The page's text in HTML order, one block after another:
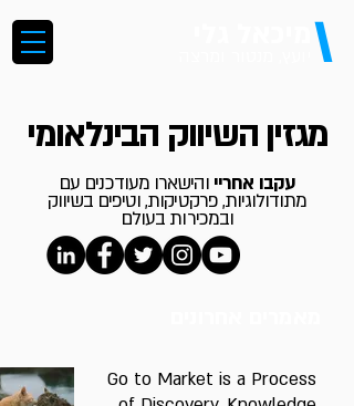
\
מגזין השיווק הבינלאומי
עקבו אחריי והישארו מעודכנים עם
מתודולוגיות, פרקטיקות, וטיפים בשיווק
ובמכירות בעולם
Go to Market is a Process